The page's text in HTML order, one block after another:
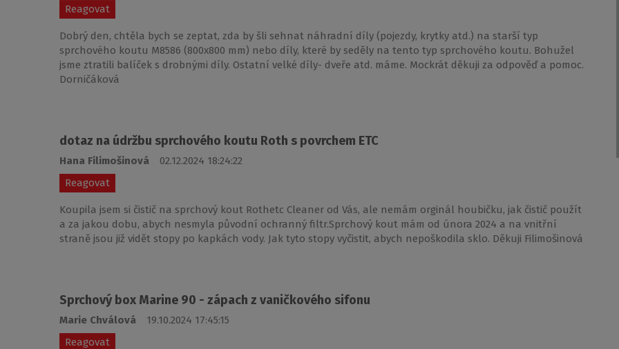
Reagovat
Dobrý den, chtěla bych se zeptat, zda by šli sehnat náhradní díly (pojezdy, krytky atd.) na starší typ
sprchového koutu M8586 (800x800 mm) nebo díly, které by seděly na tento typ sprchového koutu. Bohužel
jsme ztratili balíček s drobnými díly. Ostatní velké díly- dveře atd. máme. Mockrát děkuji za odpověď a pomoc.
Dorničáková
dotaz na údržbu sprchového koutu Roth s povrchem ETC
Hana Filimošinová
02.12.2024 18:24:22
Reagovat
Koupila jsem si čistič na sprchový kout Rothetc Cleaner od Vás, ale nemám orginál houbičku, jak čistič použít
a za jakou dobu, abych nesmyla původní ochranný filtr.Sprchový kout mám od února 2024 a na vnitřní
straně jsou již vidět stopy po kapkách vody. Jak tyto stopy vyčistit, abych nepoškodila sklo. Děkuji Filimošinová
Sprchový box Marine 90 - zápach z vaničkového sifonu
Marie Chválová
19.10.2024 17:45:15
Reagovat